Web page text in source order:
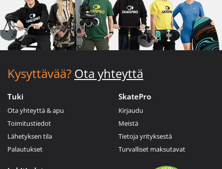
Kysyttävää? Ota yhteyttä
Tuki
Ota yhteyttä & apu
Toimitustiedot
Lähetyksen tila
Palautukset
SkatePro
Kirjaudu
Meistä
Tietoja yrityksestä
Turvalliset maksutavat